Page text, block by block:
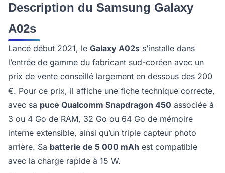
Description du Samsung Galaxy
A02s
Lancé début 2021, le Galaxy A02s s’installe dans
l’entrée de gamme du fabricant sud-coréen avec un
prix de vente conseillé largement en dessous des 200
€. Pour ce prix, il affiche une fiche technique correcte,
avec sa puce Qualcomm Snapdragon 450 associée à
3 ou 4 Go de RAM, 32 Go ou 64 Go de mémoire
interne extensible, ainsi qu’un triple capteur photo
arrière. Sa batterie de 5 000 mAh est compatible
avec la charge rapide à 15 W.